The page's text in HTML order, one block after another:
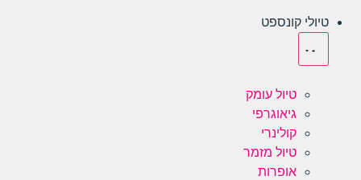
טיולי קונספט
טיול עומק
גיאוגרפי
קולינרי
טיול מזמר
אופרות